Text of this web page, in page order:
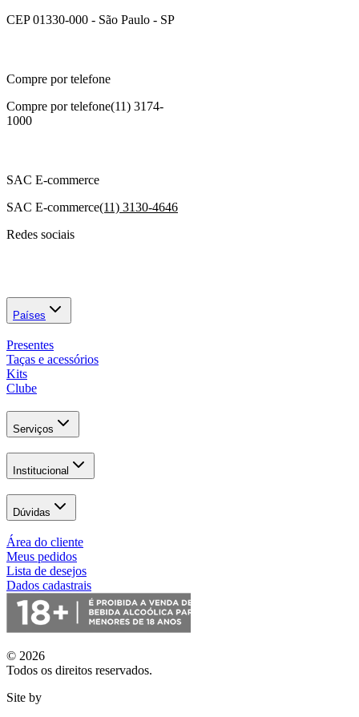
CEP 01330-000 - São Paulo - SP
Compre por telefone
Compre por telefone(11) 3174-
1000
SAC E-commerce
SAC E-commerce(11) 3130-4646
Redes sociais
Países
Presentes
Taças e acessórios
Kits
Clube
Serviços
Institucional
Dúvidas
Área do cliente
Meus pedidos
Lista de desejos
Dados cadastrais
© 2026
Todos os direitos reservados.
Site by